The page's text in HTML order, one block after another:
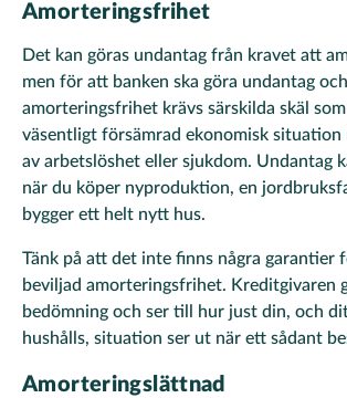
Amorteringsfrihet
Det kan göras undantag från kravet att
men för att banken ska göra undantag
amorteringsfrihet krävs särskilda skäl
väsentligt försämrad ekonomisk situation
av arbetslöshet eller sjukdom. Undantag
när du köper nyproduktion, en
bygger ett helt nytt hus.
Tänk på att det inte finns några garantier
beviljad amorteringsfrihet. Kreditgivaren
bedömning och ser till hur just din, och
hushålls, situation ser ut när ett sådant
Amorteringslättnad